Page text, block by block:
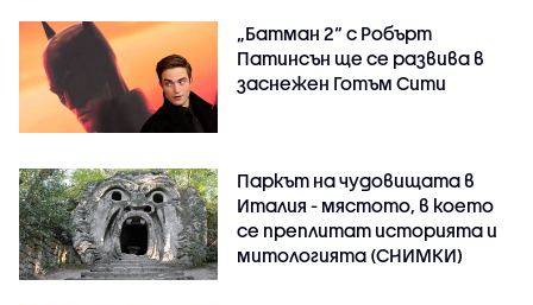
„Батман 2“ с Робърт
Патинсън ще се развива в
заснежен Готъм Сити
Паркът на чудовищата в
Италия - мястото, в което
се преплитат историята и
митологията (СНИМКИ)